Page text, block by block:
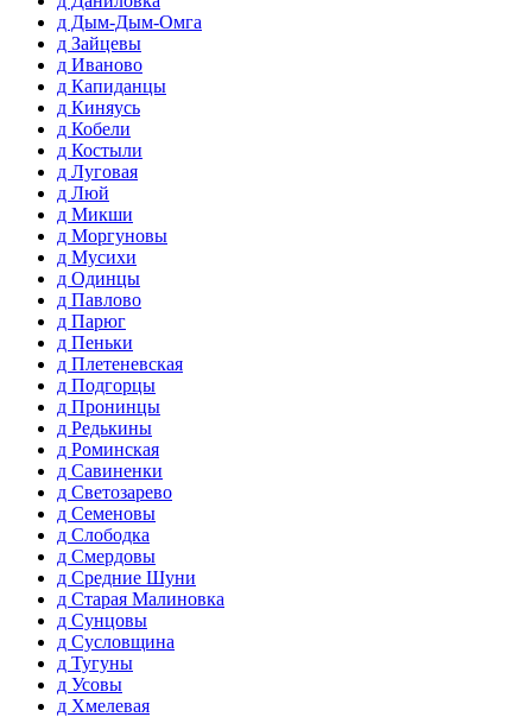
д Дым-Дым-Омга
д Зайцевы
д Иваново
д Капиданцы
д Киняусь
д Кобели
д Костыли
д Луговая
д Люй
д Микши
д Моргуновы
д Мусихи
д Одинцы
д Павлово
д Парюг
д Пеньки
д Плетеневская
д Подгорцы
д Пронинцы
д Редькины
д Роминская
д Савиненки
д Светозарево
д Семеновы
д Слободка
д Смердовы
д Средние Шуни
д Старая Малиновка
д Сунцовы
д Сусловщина
д Тугуны
д Усовы
д Хмелевая